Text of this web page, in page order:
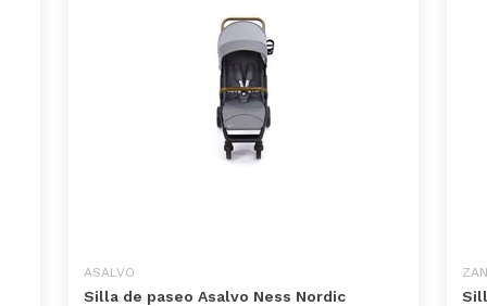
ASALVO
Silla de paseo Asalvo Ness Nordic